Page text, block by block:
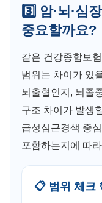
3️⃣ 암·뇌·심
중요할까요?
같은 건강종합보
범위는 차이가 있
뇌출혈인지, 뇌졸
구조 차이가 발생
급성심근경색 중
포함하는지에 따
📋 범위 체크